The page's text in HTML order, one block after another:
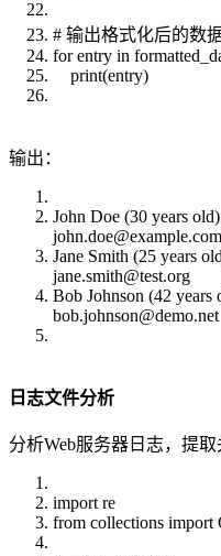
# 输出格式化后的数
for entry in
print(entry)
输出：
John Doe (30 years
john.doe@example.com
Jane Smith (25 years
jane.smith@test.org
Bob Johnson (42 years
bob.johnson@demo.net
日志文件分析
分析Web服务器日志，提取
import re
from collections import